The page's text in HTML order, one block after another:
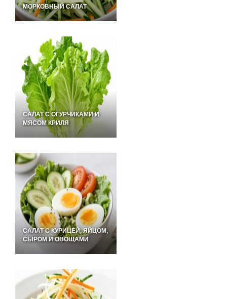
МОРКОВНЫЙ САЛАТ
САЛАТ С ОГУРЧИКАМИ И
МЯСОМ КРИЛЯ
САЛАТ С КУРИЦЕЙ, ЯЙЦОМ,
СЫРОМ И ОВОЩАМИ